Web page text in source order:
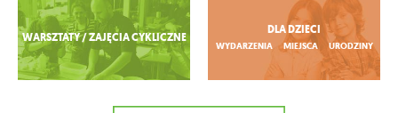
Zobacz więcej
WARSZTATY / ZAJĘCIA CYKLICZNE
DLA DZIECI
WYDARZENIA MIEJSCA URODZINY